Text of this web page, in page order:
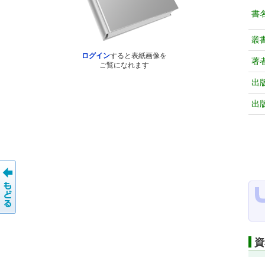
ログインすると表紙画像を
ご覧になれます
書
叢
著
出
出